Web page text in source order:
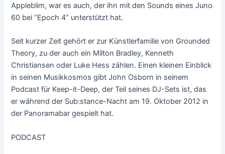
Appleblim, war es auch, der ihn mit den Sounds eines Juno
60 bei “Epoch 4” unterstützt hat.
Seit kurzer Zeit gehört er zur Künstlerfamilie von Grounded
Theory, zu der auch ein Milton Bradley, Kenneth
Christiansen oder Luke Hess zählen. Einen kleinen Einblick
in seinen Musikkosmos gibt John Osborn in seinem
Podcast für Keep-it-Deep, der Teil seines DJ-Sets ist, das
er während der Sub:stance-Nacht am 19. Oktober 2012 in
der Panoramabar gespielt hat.
PODCAST